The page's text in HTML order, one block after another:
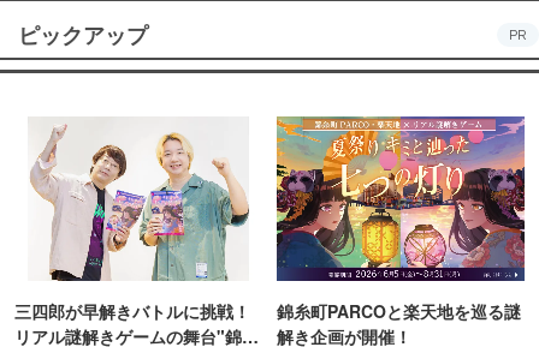
ピックアップ PR
三四郎が早解きバトルに挑戦！
リアル謎解きゲームの舞台"錦糸
錦糸町PARCOと楽天地を巡る謎
解き企画が開催！